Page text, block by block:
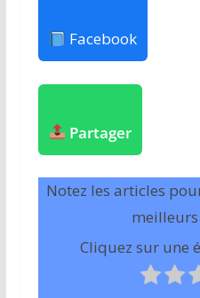
Facebook
Partager
Notez les articles
Cliquez sur une